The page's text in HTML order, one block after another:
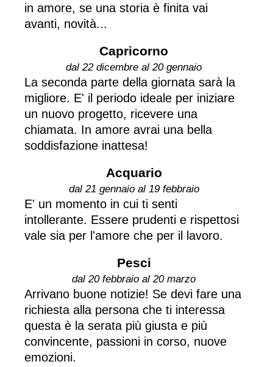
in amore, se una storia è finita vai
avanti, novità...
Capricorno
dal 22 dicembre al 20 gennaio
La seconda parte della giornata sarà la
migliore. E' il periodo ideale per iniziare
un nuovo progetto, ricevere una
chiamata. In amore avrai una bella
soddisfazione inattesa!
Acquario
dal 21 gennaio al 19 febbraio
E' un momento in cui ti senti
intollerante. Essere prudenti e rispettosi
vale sia per l'amore che per il lavoro.
Pesci
dal 20 febbraio al 20 marzo
Arrivano buone notizie! Se devi fare una
richiesta alla persona che ti interessa
questa è la serata più giusta e più
convincente, passioni in corso, nuove
emozioni.